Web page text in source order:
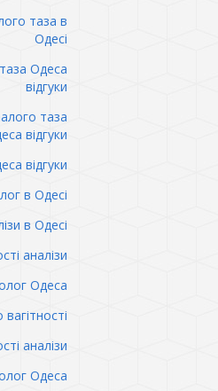
таза в
Одесі
Одеса
відгуки
таза
відгуки
відгуки
в Одесі
в Одесі
аналізи
Одеса
аналізи
Одеса